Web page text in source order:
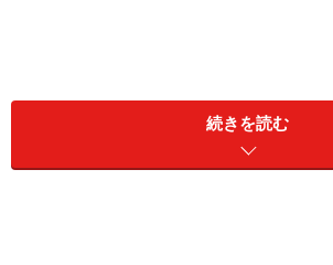
HIGH RAIL 1375を使用する列車とし
梨県）発、小諸駅（長野県）行きの「
小諸駅発小淵沢行きの「HIGH RAIL 2
続きを読む